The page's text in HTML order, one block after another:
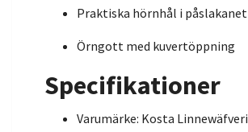
Praktiska hörnhål i påslakanet
Örngott med kuvertöppning
Specifikationer
Varumärke: Kosta Linnewäfveri